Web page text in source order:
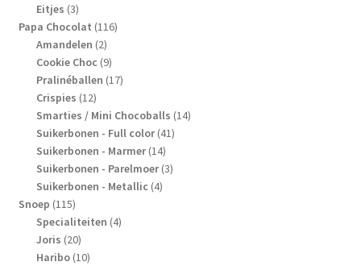
producten
Eitjes 33
producten
Papa Chocolat 116116
Amandelen 22
producten
Cookie Choc 99
producten
Pralinéballen 1717
Crispies 1212
producten
Smarties / Mini Chocoballs 1414
Suikerbonen - Full color 4141
Suikerbonen - Marmer 1414
producten
Suikerbonen - Parelmoer 33
Suikerbonen - Metallic 44
Snoep 115115
producten
Specialiteiten 44
Joris 2020
producten
Haribo 1010